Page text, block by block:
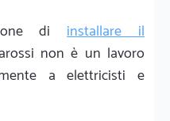
diinstallare il
non è un lavoro
a elettricisti e